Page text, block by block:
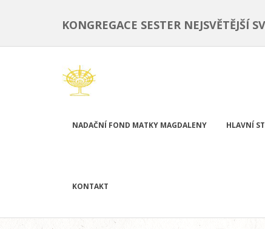
KONGREGACE SESTER NEJSVĚTĚJŠÍ
NADAČNÍ FOND MATKY MAGDALENY HLAVNÍ
KONTAKT